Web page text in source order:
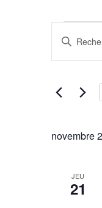
et
de
Saisir
mot-
mot-
novembre
JEU
21